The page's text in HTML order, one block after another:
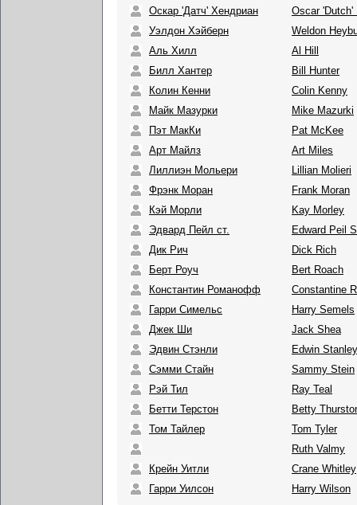
Оскар 'Датч' Хендриан
Oscar 'Dutch'
Уэлдон Хэйберн
Weldon
Аль Хилл
Al Hill
Билл Хантер
Bill Hunter
Колин Кенни
Colin Kenny
Майк Мазурки
Mike Mazurki
Пэт МакКи
Pat McKee
Арт Майлз
Art Miles
Лиллиэн Мольери
Lillian Molieri
Фрэнк Моран
Frank Moran
Кэй Морли
Kay Morley
Эдвард Пейл ст.
Edward Peil
Дик Рич
Dick Rich
Берт Роуч
Bert Roach
Константин Романофф
Constantine
Гарри Симельс
Harry Semels
Джек Ши
Jack Shea
Эдвин Стэнли
Edwin Stanley
Сэмми Стайн
Sammy Stein
Рэй Тил
Ray Teal
Бетти Терстон
Betty
Том Тайлер
Tom Tyler
Ruth Valmy
Крейн Уитли
Crane Whitley
Гарри Уилсон
Harry Wilson